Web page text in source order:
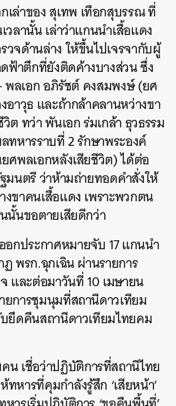
เล่าของ สุเทพ เทือกสุบรรณ ที่
วลานั้น เล่าว่าแกนนำเสื้อแดง
วจด้านล่าง ให้ขึ้นไปเจรจากับผู้
ฟ้าตึกที่ยังติดค้างบางส่วน ซึ่ง
พลเอก อภิรัชต์ คงสมพงษ์ (ยศ
าวุธ และถ้ากล้าคลานหว่างขา
ต ทว่า พันเอก ร่มเกล้า ธุวธรรม
ทหารราบที่ 2 รักษาพระองค์
ศพลเอกหลังเสียชีวิต) ได้ต่อ
มนตรี ว่าห้ามถ่ายทอดคำสั่งให้
ขาคนเสื้อแดง เพราะพวกตน
นั้นขอตายเสียดีกว่า
กประกาศหมายจับ 17 แกนนำ
พรก.ฉุกเฉิน ผ่านรายการ
และต่อมาวันที่ 10 เมษายน
ยการชุมนุมที่สถานีดาวเทียม
ยึดคืนสถานีดาวเทียมไทยคม
น เชื่อว่าปฏิบัติการที่สถานีไทย
หารที่คุมกำลังรู้สึก ‘เสียหน้า’